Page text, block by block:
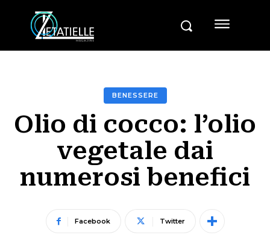
BENESSERE
Olio di cocco: l’olio
vegetale dai
numerosi benefici
Facebook Twitter